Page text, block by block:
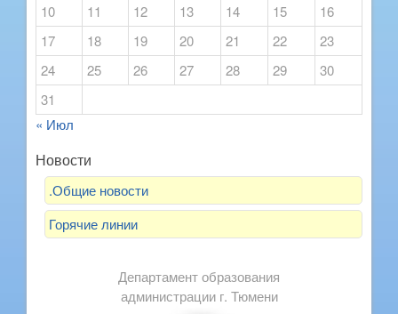
10
11 12 13 14 15
16
17
18 19 20 21 22
23
24
25 26 27 28 29
30
31
« Июл
Новости
.Общие новости
Горячие линии
Департамент образования
администрации г. Тюмени